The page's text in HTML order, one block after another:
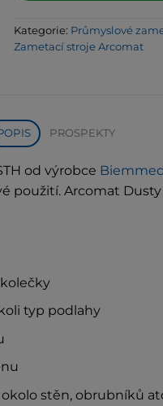
Kategorie: Průmyslové
Zametací stroje Arcomat
PROSPEKTY
od výrobce
Arcomat Dusty
typ podlahy
stěn, obrubníků